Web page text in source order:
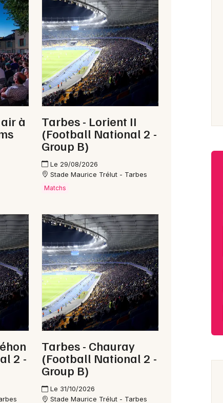
des sorties
en tournée
dans le Gers
dans le Gers
32 - Gers
Choisir mes départements
Mon email
Je m'abonne
à
Tarbes - Lorient II
(Football National 2 -
Group B)
Le 29/08/2026
Stade Maurice Trélut - Tarbes
Matchs
2 -
Tarbes - Chauray
(Football National 2 -
Group B)
Le 31/10/2026
Stade Maurice Trélut - Tarbes